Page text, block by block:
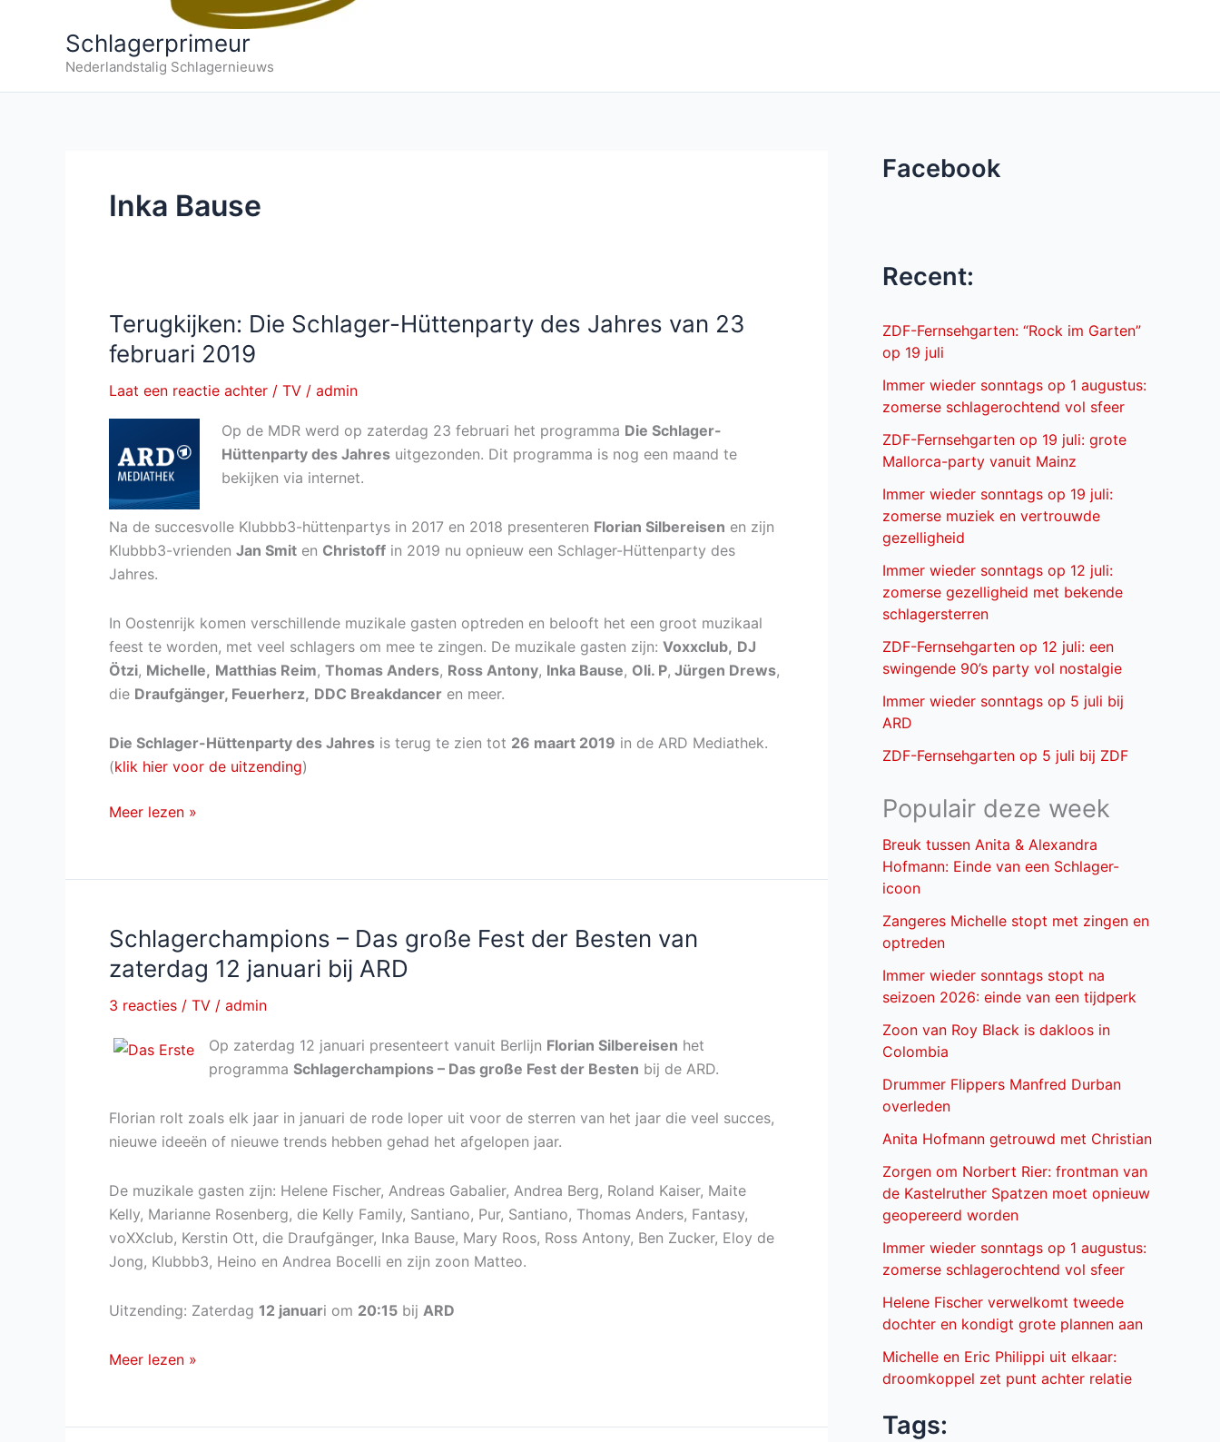
Schlagerprimeur
Nederlandstalig Schlagernieuws
Inka Bause
Terugkijken: Die Schlager-Hüttenparty des Jahres van 23
februari 2019
Laat een reactie achter / TV / admin
Op de MDR werd op zaterdag 23 februari het programma Die Schlager-
Hüttenparty des Jahres uitgezonden. Dit programma is nog een maand te
bekijken via internet.
Na de succesvolle Klubbb3-hüttenpartys in 2017 en 2018 presenteren Florian Silbereisen en zijn
Klubbb3-vrienden Jan Smit en Christoff in 2019 nu opnieuw een Schlager-Hüttenparty des
Jahres.
In Oostenrijk komen verschillende muzikale gasten optreden en belooft het een groot muzikaal
feest te worden, met veel schlagers om mee te zingen. De muzikale gasten zijn: Voxxclub, DJ
Ötzi, Michelle, Matthias Reim, Thomas Anders, Ross Antony, Inka Bause, Oli. P, Jürgen Drews,
die Draufgänger, Feuerherz, DDC Breakdancer en meer.
Die Schlager-Hüttenparty des Jahres is terug te zien tot 26 maart 2019 in de ARD Mediathek.
(klik hier voor de uitzending)
Terugkijken:
Hüttenparty
Jahres
van
23
februari
Meer lezen »
Schlagerchampions – Das große Fest der Besten van
zaterdag 12 januari bij ARD
3 reacties / TV / admin
Op zaterdag 12 januari presenteert vanuit Berlijn Florian Silbereisen het
programma Schlagerchampions – Das große Fest der Besten bij de ARD.
Florian rolt zoals elk jaar in januari de rode loper uit voor de sterren van het jaar die veel succes,
nieuwe ideeën of nieuwe trends hebben gehad het afgelopen jaar.
De muzikale gasten zijn: Helene Fischer, Andreas Gabalier, Andrea Berg, Roland Kaiser, Maite
Kelly, Marianne Rosenberg, die Kelly Family, Santiano, Pur, Santiano, Thomas Anders, Fantasy,
voXXclub, Kerstin Ott, die Draufgänger, Inka Bause, Mary Roos, Ross Antony, Ben Zucker, Eloy de
Jong, Klubbb3, Heino en Andrea Bocelli en zijn zoon Matteo.
Uitzending: Zaterdag 12 januari om 20:15 bij ARD
Schlagerchampions
große
Meer lezen »
Facebook
Recent:
ZDF-Fernsehgarten: “Rock im Garten”
op 19 juli
Immer wieder sonntags op 1 augustus:
zomerse schlagerochtend vol sfeer
ZDF-Fernsehgarten op 19 juli: grote
Mallorca-party vanuit Mainz
Immer wieder sonntags op 19 juli:
zomerse muziek en vertrouwde
gezelligheid
Immer wieder sonntags op 12 juli:
zomerse gezelligheid met bekende
schlagersterren
ZDF-Fernsehgarten op 12 juli: een
swingende 90’s party vol nostalgie
Immer wieder sonntags op 5 juli bij
ARD
ZDF-Fernsehgarten op 5 juli bij ZDF
Populair deze week
Breuk tussen Anita & Alexandra
Hofmann: Einde van een Schlager-
icoon
Zangeres Michelle stopt met zingen en
optreden
Immer wieder sonntags stopt na
seizoen 2026: einde van een tijdperk
Zoon van Roy Black is dakloos in
Colombia
Drummer Flippers Manfred Durban
overleden
Anita Hofmann getrouwd met Christian
Zorgen om Norbert Rier: frontman van
de Kastelruther Spatzen moet opnieuw
geopereerd worden
Immer wieder sonntags op 1 augustus:
zomerse schlagerochtend vol sfeer
Helene Fischer verwelkomt tweede
dochter en kondigt grote plannen aan
Michelle en Eric Philippi uit elkaar:
droomkoppel zet punt achter relatie
Tags: